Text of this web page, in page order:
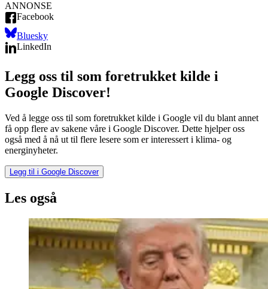
ANNONSE
Facebook
Bluesky
LinkedIn
Legg oss til som foretrukket kilde i
Google Discover!
Ved å legge oss til som foretrukket kilde i Google vil du blant annet
få opp flere av sakene våre i Google Discover. Dette hjelper oss
også med å nå ut til flere lesere som er interessert i klima- og
energinyheter.
Legg til i Google Discover
Les også